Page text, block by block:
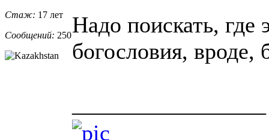
Стаж: 17 лет
Сообщений: 250Надо поискать, где
богословия,